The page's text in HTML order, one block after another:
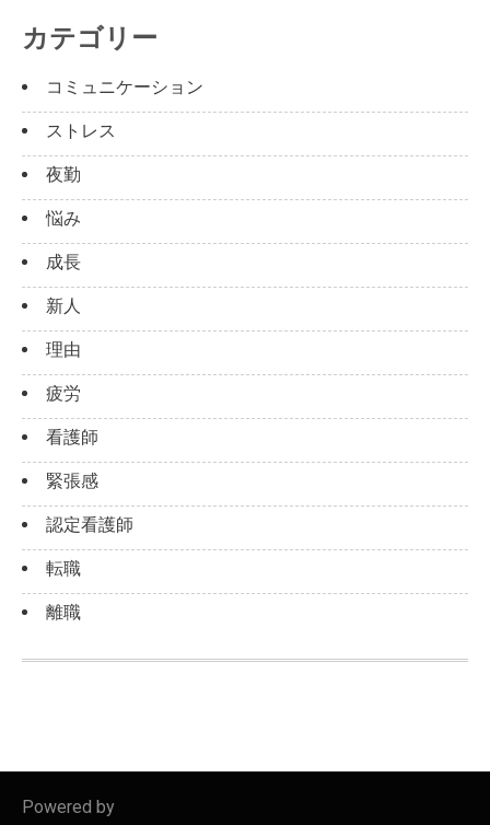
カテゴリー
コミュニケーション
ストレス
夜勤
悩み
成長
新人
理由
疲労
看護師
緊張感
認定看護師
転職
離職
Powered by